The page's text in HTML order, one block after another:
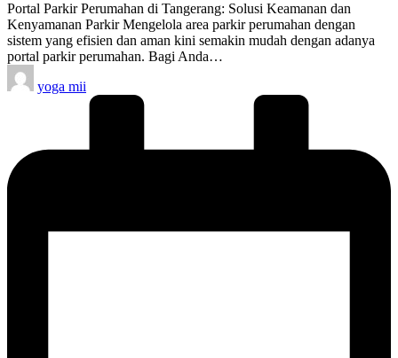
Portal Parkir Perumahan di Tangerang: Solusi Keamanan dan
Kenyamanan Parkir Mengelola area parkir perumahan dengan
sistem yang efisien dan aman kini semakin mudah dengan adanya
portal parkir perumahan. Bagi Anda…
Posted
by
yoga mii